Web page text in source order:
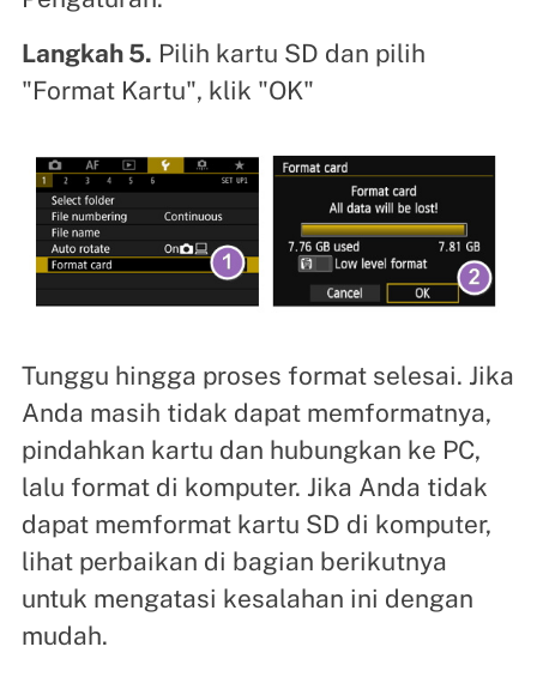
Langkah 5. Pilih kartu SD dan pilih
"Format Kartu", klik "OK"
Tunggu hingga proses format selesai. Jika
Anda masih tidak dapat memformatnya,
pindahkan kartu dan hubungkan ke PC,
lalu format di komputer. Jika Anda tidak
dapat memformat kartu SD di komputer,
lihat perbaikan di bagian berikutnya
untuk mengatasi kesalahan ini dengan
mudah.